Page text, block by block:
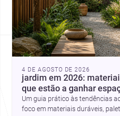
4 DE AGOSTO DE 2026
jardim em 2026:
que estão a ganhar
Um guia prático às tendências
foco em materiais duráveis,